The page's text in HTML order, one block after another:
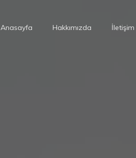
Anasayfa Hakkımızda İletişim